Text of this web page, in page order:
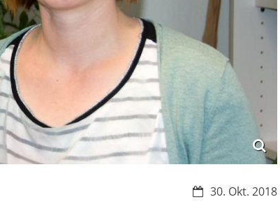
Datum:
30. Okt. 2018